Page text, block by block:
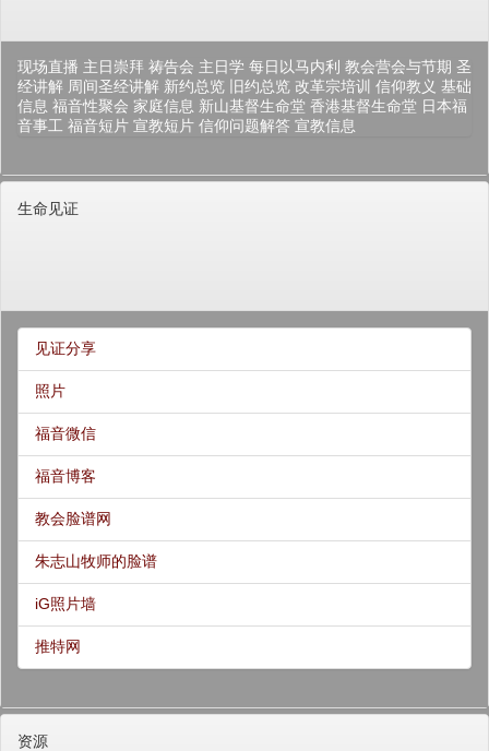
现场直播 主日崇拜 祷告会 主日学 每日以马内利 教会营会与节期 圣
经讲解 周间圣经讲解 新约总览 旧约总览 改革宗培训 信仰教义 基础
信息 福音性聚会 家庭信息 新山基督生命堂 香港基督生命堂 日本福
音事工 福音短片 宣教短片 信仰问题解答 宣教信息
生命见证
见证分享
照片
福音微信
福音博客
教会脸谱网
朱志山牧师的脸谱
iG照片墙
推特网
资源